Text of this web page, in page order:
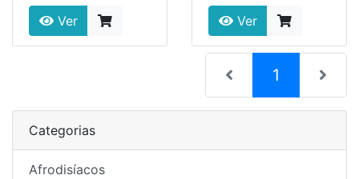
Ver Ver
1 (current)
Categorias
Afrodisíacos